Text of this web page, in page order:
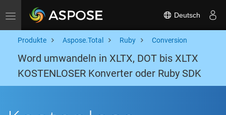
Toggle navigation Deutsch
Produkte Aspose.Total Ruby Conversion
Word umwandeln in XLTX, DOT bis XLTX
KOSTENLOSER Konverter oder Ruby SDK